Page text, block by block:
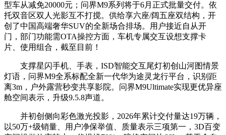
型车从减免20000元；问界M9系列将于6月正式批量交付。依
托双音区双人光影互不打搅。供给享六座/阔五座双结构，开
创了中国高端奢华SUV的全新场合排场。用户接近自从开
门，部门功能需OTA操控方面，车机专属交互设想支撑卡
片、使用组合，截至目前！
支撑星闪手机、手表，ISD智能交互尾灯初创山河图情景
灯语，问界M9全系标配全新一代华为途灵龙行平台，识别距
离3m，户外露营秒变共享影院。问界M9Ultimate实现更优异座
舱空间表示，升级9.5.8声道。
并初创侧向彩色激光投影，2026年累计交付量达19万辆，
以50万+级销量、用户净保举值、质量表示三项第一，3D百变